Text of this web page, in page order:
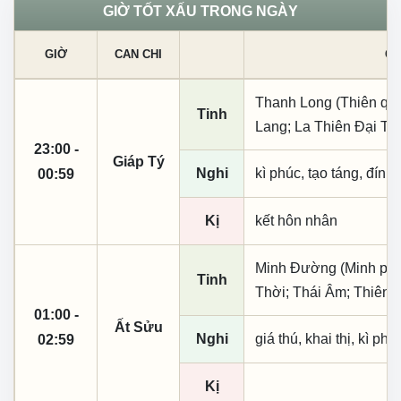
GIỜ TỐT XẤU TRONG NGÀY
GIỜ CAN CHI
23:00 -
00:59
Giáp Tý
Tinh
Thanh Long (Thiên
Lang; La Thiên Đại
Nghi kì phúc, tạo táng, đính
Kị kết hôn nhân
01:00 -
02:59
Ất Sửu
Tinh
Minh Đường (Minh
Thời; Thái Âm; Thiên
Nghi giá thú, khai thị, kì
Kị